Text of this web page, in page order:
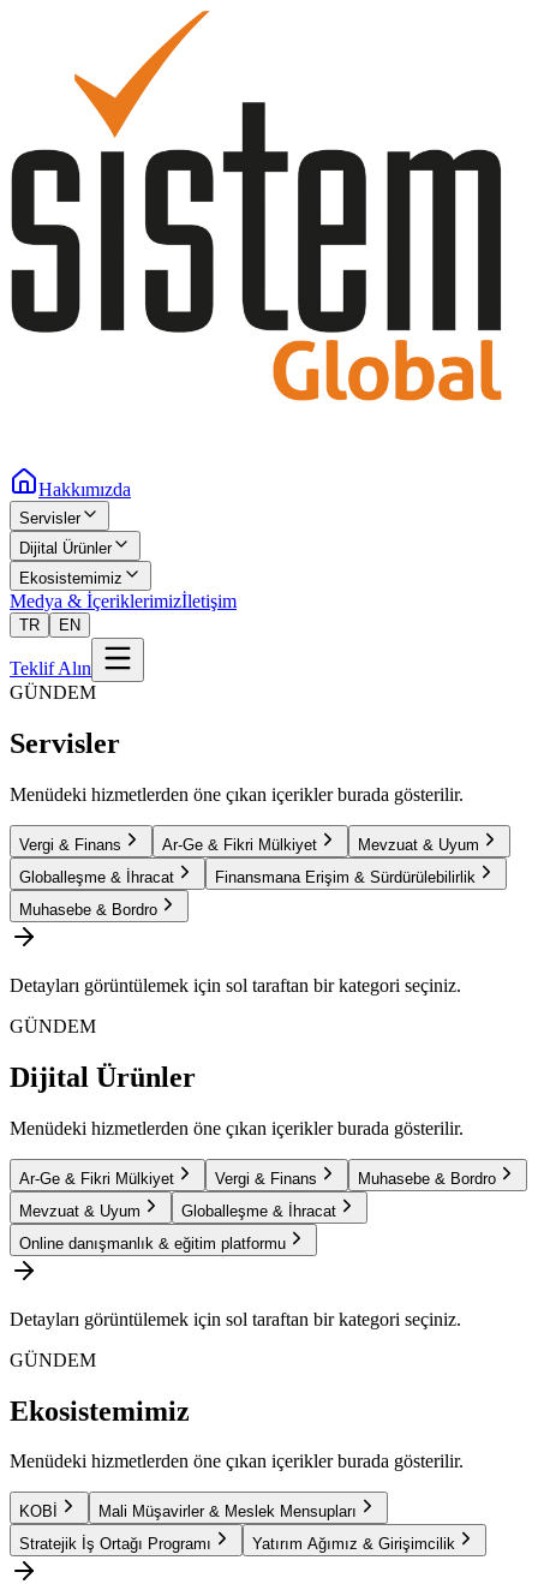
Hakkımızda
Servisler
Dijital Ürünler
Ekosistemimiz
Medya & İçeriklerimizİletişim
TR EN
Teklif Alın
GÜNDEM
Servisler
Menüdeki hizmetlerden öne çıkan içerikler burada gösterilir.
Vergi & Finans Ar-Ge & Fikri Mülkiyet
Mevzuat & Uyum
Globalleşme & İhracat
Finansmana Erişim & Sürdürülebilirlik
Muhasebe & Bordro
Detayları görüntülemek için sol taraftan bir kategori seçiniz.
GÜNDEM
Dijital Ürünler
Menüdeki hizmetlerden öne çıkan içerikler burada gösterilir.
Ar-Ge & Fikri Mülkiyet Vergi & Finans
Muhasebe & Bordro
Mevzuat & Uyum
Globalleşme & İhracat
Online danışmanlık & eğitim platformu
Detayları görüntülemek için sol taraftan bir kategori seçiniz.
GÜNDEM
Ekosistemimiz
Menüdeki hizmetlerden öne çıkan içerikler burada gösterilir.
KOBİ
Mali Müşavirler & Meslek Mensupları
Stratejik İş Ortağı Programı
Yatırım Ağımız & Girişimcilik